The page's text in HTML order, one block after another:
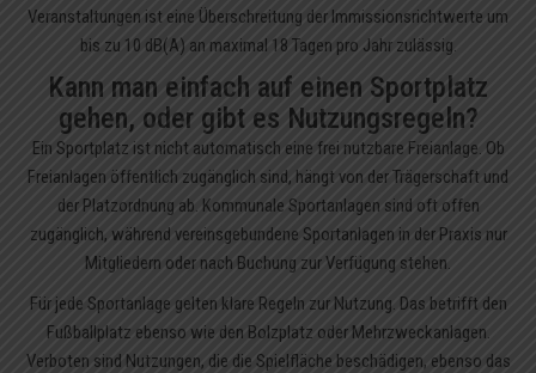
Veranstaltungen ist eine Überschreitung der Immissionsrichtwerte um
bis zu 10 dB(A) an maximal 18 Tagen pro Jahr zulässig.
Kann man einfach auf einen Sportplatz
gehen, oder gibt es Nutzungsregeln?
Ein Sportplatz ist nicht automatisch eine frei nutzbare Freianlage. Ob
Freianlagen öffentlich zugänglich sind, hängt von der Trägerschaft und
der Platzordnung ab. Kommunale Sportanlagen sind oft offen
zugänglich, während vereinsgebundene Sportanlagen in der Praxis nur
Mitgliedern oder nach Buchung zur Verfügung stehen.
Für jede Sportanlage gelten klare Regeln zur Nutzung. Das betrifft den
Fußballplatz ebenso wie den Bolzplatz oder Mehrzweckanlagen.
Verboten sind Nutzungen, die die Spielfläche beschädigen, ebenso das